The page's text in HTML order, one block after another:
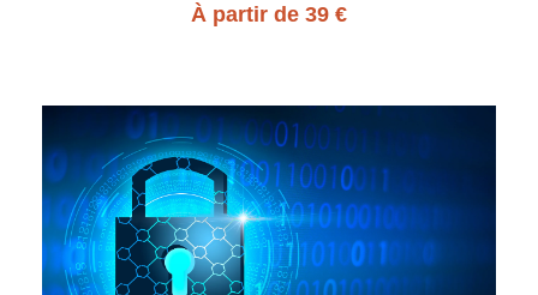
À partir de 39 €